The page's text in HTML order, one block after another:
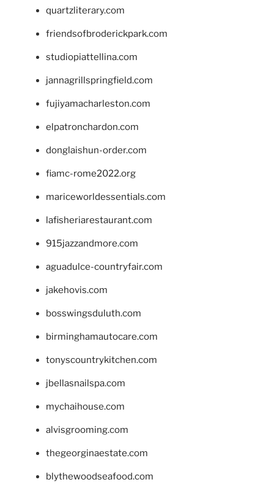
quartzliterary.com
friendsofbroderickpark.com
studiopiattellina.com
jannagrillspringfield.com
fujiyamacharleston.com
elpatronchardon.com
donglaishun-order.com
fiamc-rome2022.org
mariceworldessentials.com
lafisheriarestaurant.com
915jazzandmore.com
aguadulce-countryfair.com
jakehovis.com
bosswingsduluth.com
birminghamautocare.com
tonyscountrykitchen.com
jbellasnailspa.com
mychaihouse.com
alvisgrooming.com
thegeorginaestate.com
blythewoodseafood.com